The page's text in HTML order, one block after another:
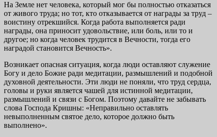
На Земле нет человека, который мог бы полностью отказаться
от живого труда; но тот, кто отказывается от награды за труд –
воистину отрекшийся. Когда работа выполняется ради
награды, она приносит удовольствие, или боль, или то и
другое; но когда человек трудится в Вечности, тогда его
наградой становится Вечность».
Возникает опасная ситуация, когда люди оставляют служение
Богу и дело Божие ради медитации, размышлений и подобной
духовной деятельности. Эти люди не поняли, что труд сердца,
головы и руки является чашей для истинной медитации,
размышлений и связи с Богом. Поэтому давайте не забывать
слова Господа Кришны: «Неправильно оставлять
невыполненным святое дело, которое должно быть
выполнено».